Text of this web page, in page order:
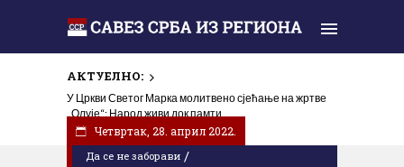
АКТУЕЛНО:
У Цркви Светог Марка молитвено сјећање на жртве
„Олује“: Народ живи док памти
Да се не заборави /
Четвртак, 28. април 2022.